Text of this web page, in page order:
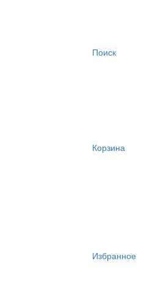
Поиск
Корзина
Избранное